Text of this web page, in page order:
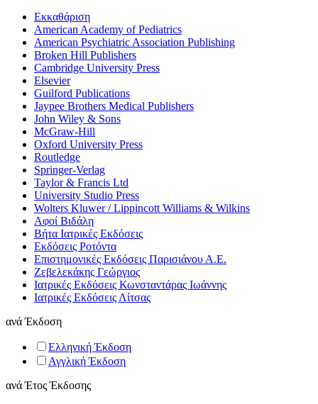
Εκκαθάριση
American Academy of Pediatrics
American Psychiatric Association Publishing
Broken Hill Publishers
Cambridge University Press
Elsevier
Guilford Publications
Jaypee Brothers Medical Publishers
John Wiley & Sons
McGraw-Hill
Oxford University Press
Routledge
Springer-Verlag
Taylor & Francis Ltd
University Studio Press
Wolters Kluwer / Lippincott Williams & Wilkins
Αφοί Βιδάλη
Βήτα Ιατρικές Εκδόσεις
Εκδόσεις Ροτόντα
Επιστημονικές Εκδόσεις Παρισιάνου Α.Ε.
Ζεβελεκάκης Γεώργιος
Ιατρικές Εκδόσεις Κωνσταντάρας Ιωάννης
Ιατρικές Εκδόσεις Λίτσας
ανάΈκδοση
Ελληνική Έκδοση
Αγγλική Έκδοση
ανάΈτος Έκδοσης